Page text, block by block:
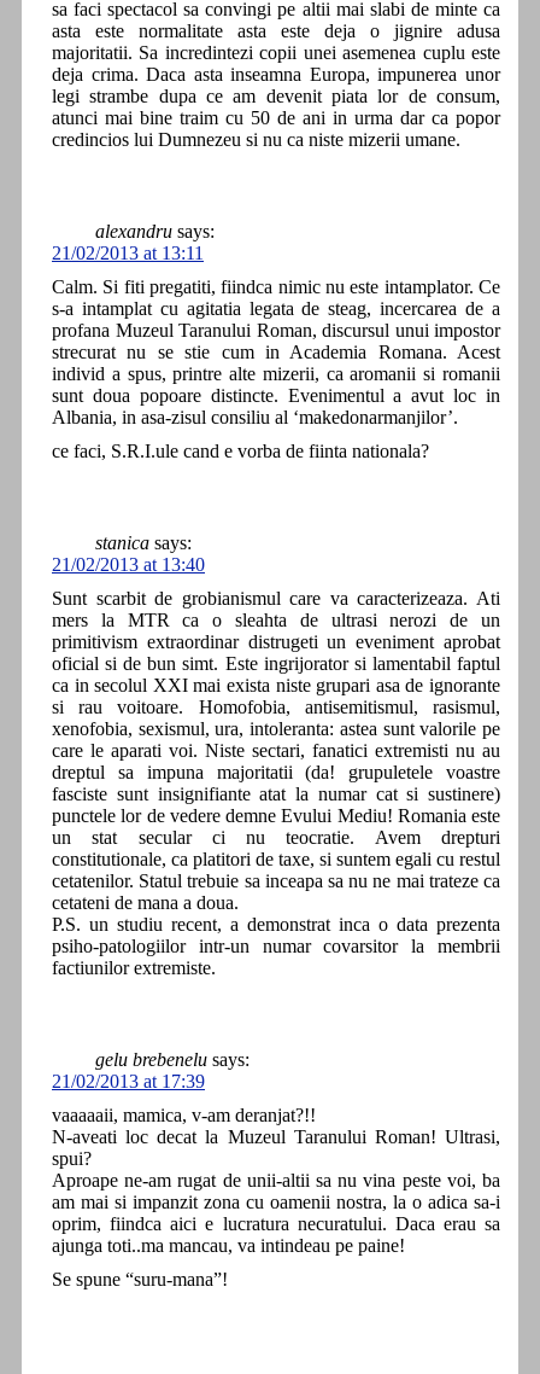
sa faci spectacol sa convingi pe altii mai slabi de minte ca
asta este normalitate asta este deja o jignire adusa
majoritatii. Sa incredintezi copii unei asemenea cuplu este
deja crima. Daca asta inseamna Europa, impunerea unor
legi strambe dupa ce am devenit piata lor de consum,
atunci mai bine traim cu 50 de ani in urma dar ca popor
credincios lui Dumnezeu si nu ca niste mizerii umane.
alexandru says:
21/02/2013 at 13:11
Calm. Si fiti pregatiti, fiindca nimic nu este intamplator. Ce
s-a intamplat cu agitatia legata de steag, incercarea de a
profana Muzeul Taranului Roman, discursul unui impostor
strecurat nu se stie cum in Academia Romana. Acest
individ a spus, printre alte mizerii, ca aromanii si romanii
sunt doua popoare distincte. Evenimentul a avut loc in
Albania, in asa-zisul consiliu al ‘makedonarmanjilor’.
ce faci, S.R.I.ule cand e vorba de fiinta nationala?
stanica says:
21/02/2013 at 13:40
Sunt scarbit de grobianismul care va caracterizeaza. Ati
mers la MTR ca o sleahta de ultrasi nerozi de un
primitivism extraordinar distrugeti un eveniment aprobat
oficial si de bun simt. Este ingrijorator si lamentabil faptul
ca in secolul XXI mai exista niste grupari asa de ignorante
si rau voitoare. Homofobia, antisemitismul, rasismul,
xenofobia, sexismul, ura, intoleranta: astea sunt valorile pe
care le aparati voi. Niste sectari, fanatici extremisti nu au
dreptul sa impuna majoritatii (da! grupuletele voastre
fasciste sunt insignifiante atat la numar cat si sustinere)
punctele lor de vedere demne Evului Mediu! Romania este
un stat secular ci nu teocratie. Avem drepturi
constitutionale, ca platitori de taxe, si suntem egali cu restul
cetatenilor. Statul trebuie sa inceapa sa nu ne mai trateze ca
cetateni de mana a doua.
P.S. un studiu recent, a demonstrat inca o data prezenta
psiho-patologiilor intr-un numar covarsitor la membrii
factiunilor extremiste.
gelu brebenelu says:
21/02/2013 at 17:39
vaaaaaii, mamica, v-am deranjat?!!
N-aveati loc decat la Muzeul Taranului Roman! Ultrasi,
spui?
Aproape ne-am rugat de unii-altii sa nu vina peste voi, ba
am mai si impanzit zona cu oamenii nostra, la o adica sa-i
oprim, fiindca aici e lucratura necuratului. Daca erau sa
ajunga toti..ma mancau, va intindeau pe paine!
Se spune “suru-mana”!